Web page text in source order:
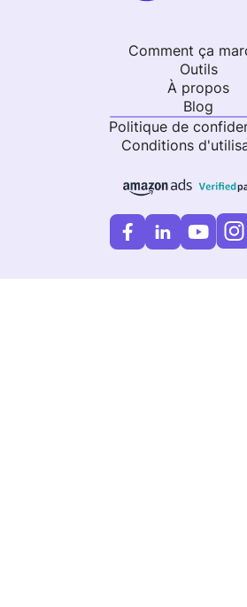
Comment ça
Outils
À propos
Blog
Politique de
Conditions